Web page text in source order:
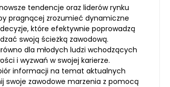
tendencje oraz liderów rynku
pragnącej zrozumieć dynamiczne
które efektywnie poprowadzą
swoją ścieżką zawodową.
dla młodych ludzi wchodzących
i wyzwań w swojej karierze.
informacji na temat aktualnych
swoje zawodowe marzenia z pomocą